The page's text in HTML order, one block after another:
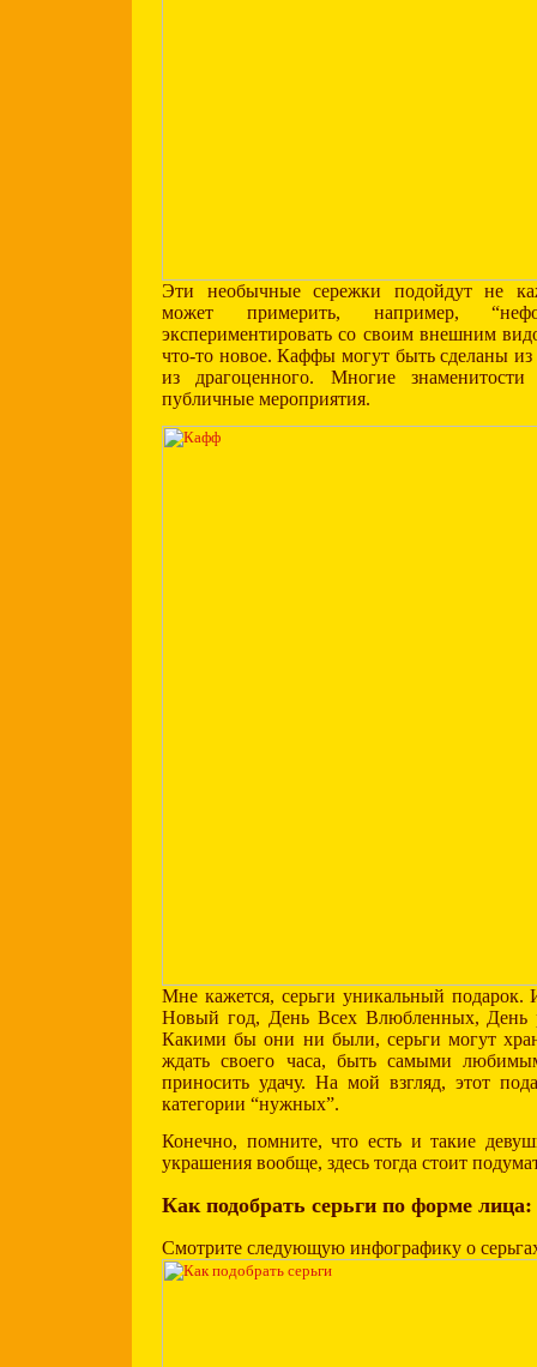
Эти необычные сережки подойдут не
может примерить, например,
экспериментировать со своим внешним
что-то новое. Каффы могут быть сделаны
из драгоценного. Многие
публичные мероприятия.
Мне кажется, серьги уникальный
Новый год, День Всех Влюбленных, День
Какими бы они ни были, серьги могут
ждать своего часа, быть самыми
приносить удачу. На мой взгляд, этот
категории “нужных”.
Конечно, помните, что есть и такие
украшения вообще, здесь тогда стоит
Как подобрать серьги по форме лица:
Смотрите следующую инфографику о